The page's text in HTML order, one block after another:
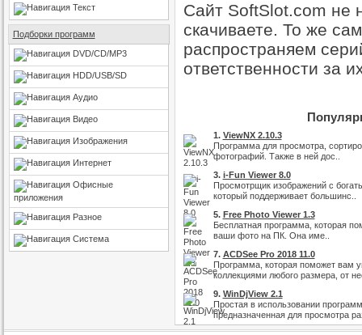
Текст
Подборки программ
DVD/CD/MP3
HDD/USB/SD
Аудио
Видео
Изображения
Интернет
Офисные
приложения
Разное
Система
Сайт SoftSlot.com не
скачиваете. То же
распространяем
ответственности за
1. ViewNX 2.10.3
Программа для просмотра,
фотографий. Также в ней дос..
3. i-Fun Viewer 8.0
Просмотрщик изображений с
который поддерживает большинс..
5. Free Photo Viewer 1.3
Бесплатная программа, которая
ваши фото на ПК. Она име..
7. ACDSee Pro 2018 11.0
Программа, которая поможет вам
коллекциями любого размера, от
9. WinDjView 2.1
Простая в использовании
предназначенная для просмотра